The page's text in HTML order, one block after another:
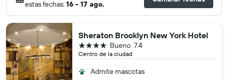
estas fechas: 16 - 17 ago.
Sheraton Brooklyn New York Hotel
Centro de la ciudad
7.4
Bueno
4 estrellas
Admite mascotas